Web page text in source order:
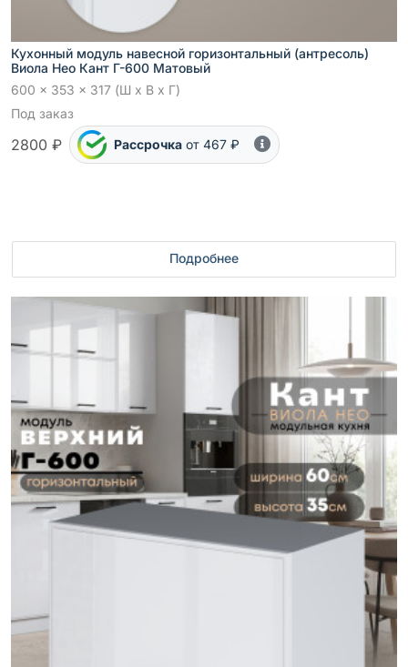
Кухонный модуль навесной горизонтальный (антресоль)
Виола Нео Кант Г-600 Матовый
600 x 353 x 317 (Ш x В x Г)
Под заказ
2800 ₽ Рассрочка от 467 ₽
Подробнее